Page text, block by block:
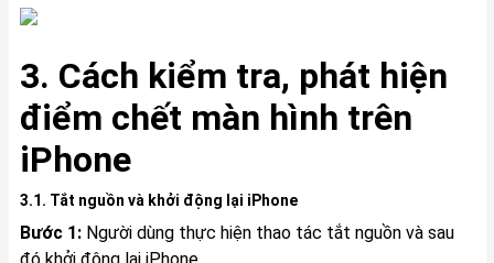
3. Cách kiểm tra, phát hiện
điểm chết màn hình trên
iPhone
3.1. Tắt nguồn và khởi động lại iPhone
Bước 1:Người dùng thực hiện thao tác tắt nguồn và sau